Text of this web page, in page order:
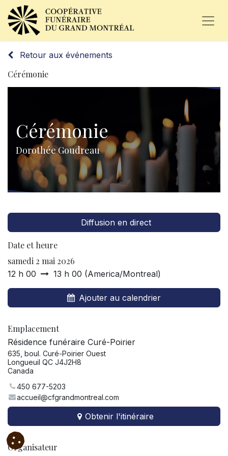
Retour aux événements
Cérémonie
Cérémonie
Dorothée Goudreau
Diffusion en direct
Date et heure
samedi 2 mai 2026
12 h 00 13 h 00 (America/Montreal)
Ajouter au calendrier
Emplacement
Résidence funéraire Curé-Poirier
635, boul. Curé-Poirier Ouest
Longueuil QC J4J2H8
Canada
450 677-5203
accueil@cfgrandmontreal.com
Obtenir l'itinéraire
Organisateur